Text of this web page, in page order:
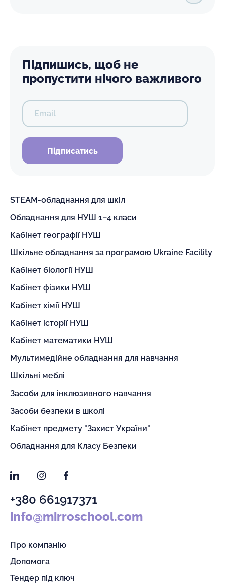
Підпишись, щоб не
пропустити нічого важливого
Email
Підписатись
STEAM-обладнання для шкіл
Обладнання для НУШ 1–4 класи
Кабінет географії НУШ
Шкільне обладнання за програмою Ukraine Facility
Кабінет біології НУШ
Кабінет фізики НУШ
Кабінет хімії НУШ
Кабінет історії НУШ
Кабінет математики НУШ
Мультимедійне обладнання для навчання
Шкільні меблі
Засоби для інклюзивного навчання
Засоби безпеки в школі
Кабінет предмету "Захист України"
Обладнання для Класу Безпеки
LinkedInInstagramFacebook
+380 661917371
info@mirroschool.com
Про компанію
Допомога
Тендер під ключ